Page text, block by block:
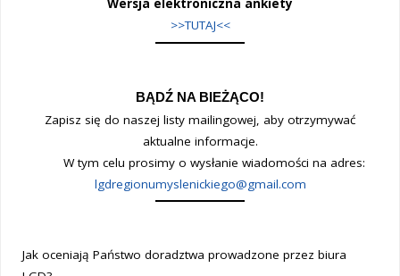
Wersja elektroniczna ankiety
>>TUTAJ<<
BĄDŹ NA BIEŻĄCO!
Zapisz się do naszej listy mailingowej, aby otrzymywać
aktualne informacje.
W tym celu prosimy o wysłanie wiadomości na adres:
lgdregionumyslenickiego@gmail.com
Jak oceniają Państwo doradztwa prowadzone przez biura